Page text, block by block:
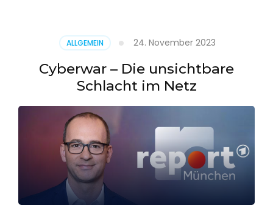
ALLGEMEIN 24. November 2023
Cyberwar – Die unsichtbare
Schlacht im Netz